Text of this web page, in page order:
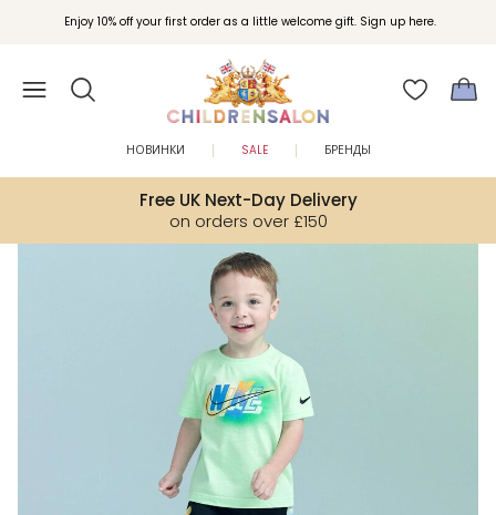
Enjoy 10% off your first order as a little welcome gift. Sign up here.
Вступайте в клуб Бонусы Childrensalon для эксклюзивных привилегий при
покупках.
Free UK Next-Day Delivery
on orders over £150
НОВИНКИ SALE БРЕНДЫ